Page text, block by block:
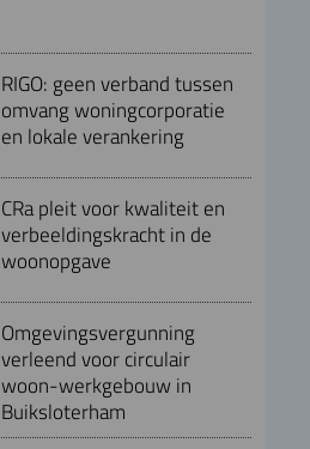
RIGO: geen verband tussen
omvang woningcorporatie
en lokale verankering
CRa pleit voor kwaliteit en
verbeeldingskracht in de
woonopgave
Omgevingsvergunning
verleend voor circulair
woon-werkgebouw in
Buiksloterham